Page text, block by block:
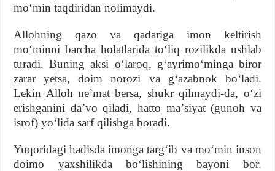
moʻmin taqdiridan nolimaydi.
Allohning qazo va qadariga imon keltirish
moʻminni barcha holatlarida toʻliq rozilikda ushlab
turadi. Buning aksi oʻlaroq, gʻayrimoʻminga biror
zarar yetsa, doim norozi va gʻazabnok boʻladi.
Lekin Alloh neʼmat bersa, shukr qilmaydi-da, oʻzi
erishganini daʼvo qiladi, hatto maʼsiyat (gunoh va
isrof) yoʻlida sarf qilishga boradi.
Yuqoridagi hadisda imonga targʻib va moʻmin inson
doimo yaxshilikda boʻlishining bayoni bor.